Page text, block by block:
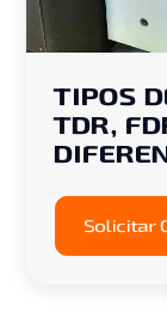
TIPOS
TDR,
Solicitar